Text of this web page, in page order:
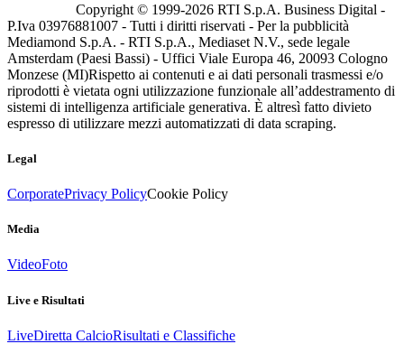
Copyright © 1999-2026 RTI S.p.A. Business Digital -
P.Iva 03976881007 - Tutti i diritti riservati - Per la pubblicità
Mediamond S.p.A. - RTI S.p.A., Mediaset N.V., sede legale
Amsterdam (Paesi Bassi) - Uffici Viale Europa 46, 20093 Cologno
Monzese (MI)Rispetto ai contenuti e ai dati personali trasmessi e/o
riprodotti è vietata ogni utilizzazione funzionale all’addestramento di
sistemi di intelligenza artificiale generativa. È altresì fatto divieto
espresso di utilizzare mezzi automatizzati di data scraping.
Legal
CorporatePrivacy PolicyCookie Policy
Media
VideoFoto
Live e Risultati
LiveDiretta CalcioRisultati e Classifiche